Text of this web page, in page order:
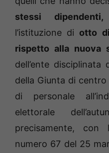
stessi dipendenti,
l’istituzione di otto
rispetto alla nuova
dell’ente
della Giunta di
di personale
elettorale
precisamente,
numero 67 del 25